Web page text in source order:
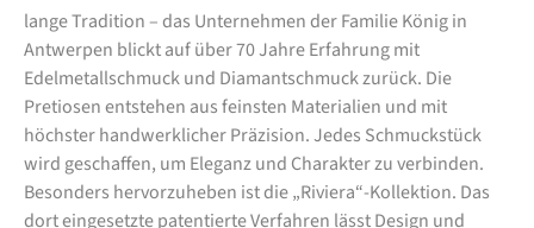
lange Tradition – das Unternehmen der Familie König in
Antwerpen blickt auf über 70 Jahre Erfahrung mit
Edelmetallschmuck und Diamantschmuck zurück. Die
Pretiosen entstehen aus feinsten Materialien und mit
höchster handwerklicher Präzision. Jedes Schmuckstück
wird geschaffen, um Eleganz und Charakter zu verbinden.
Besonders hervorzuheben ist die „Riviera“-Kollektion. Das
dort eingesetzte patentierte Verfahren lässt Design und